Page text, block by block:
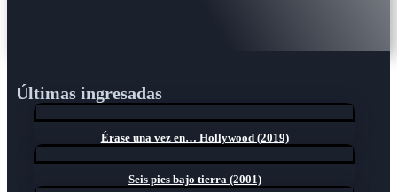
Últimas ingresadas
Érase una vez en… Hollywood (2019)
Seis pies bajo tierra (2001)